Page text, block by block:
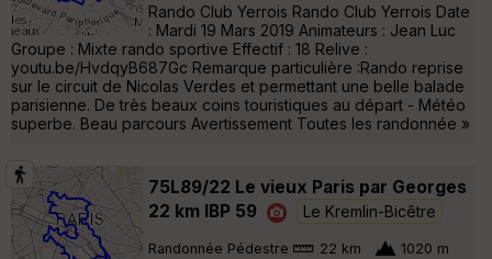
Rando Club Yerrois Rando Club Yerrois Date
: Mardi 19 Mars 2019 Animateurs : Jean Luc
Groupe : Mixte rando sportive Effectif : 18 Relive :
youtu.be/HvdqyB687Gc Remarque particulière :Rando reprise
sur le circuit de Nicolas Verdes et permettant une belle balade
parisienne. De très beaux coins touristiques au départ - Météo
superbe. Beau parcours Avertissement Toutes les randonnée »
75L89/22 Le vieux Paris par Georges
22 km IBP 59
Le Kremlin-Bicêtre
Randonnée Pédestre 22 km 1020 m